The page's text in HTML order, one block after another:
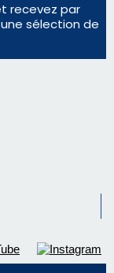
recevez par
sélection de